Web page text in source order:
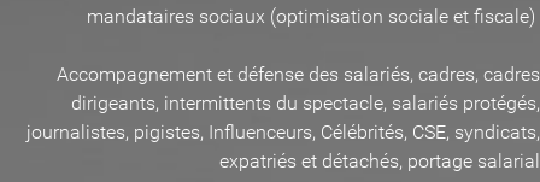
mandataires sociaux (optimisation sociale et fiscale)
Accompagnement et défense des salariés, cadres, cadres
dirigeants, intermittents du spectacle, salariés protégés,
journalistes, pigistes, Influenceurs, Célébrités, CSE, syndicats,
expatriés et détachés, portage salarial